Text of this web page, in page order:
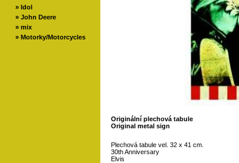
» Idol
» John Deere
» mix
» Motorky/Motorcycles
Originální plechová tabule
Original metal sign
Plechová tabule vel. 32 x 41 cm.
30th Anniversary
Elvis